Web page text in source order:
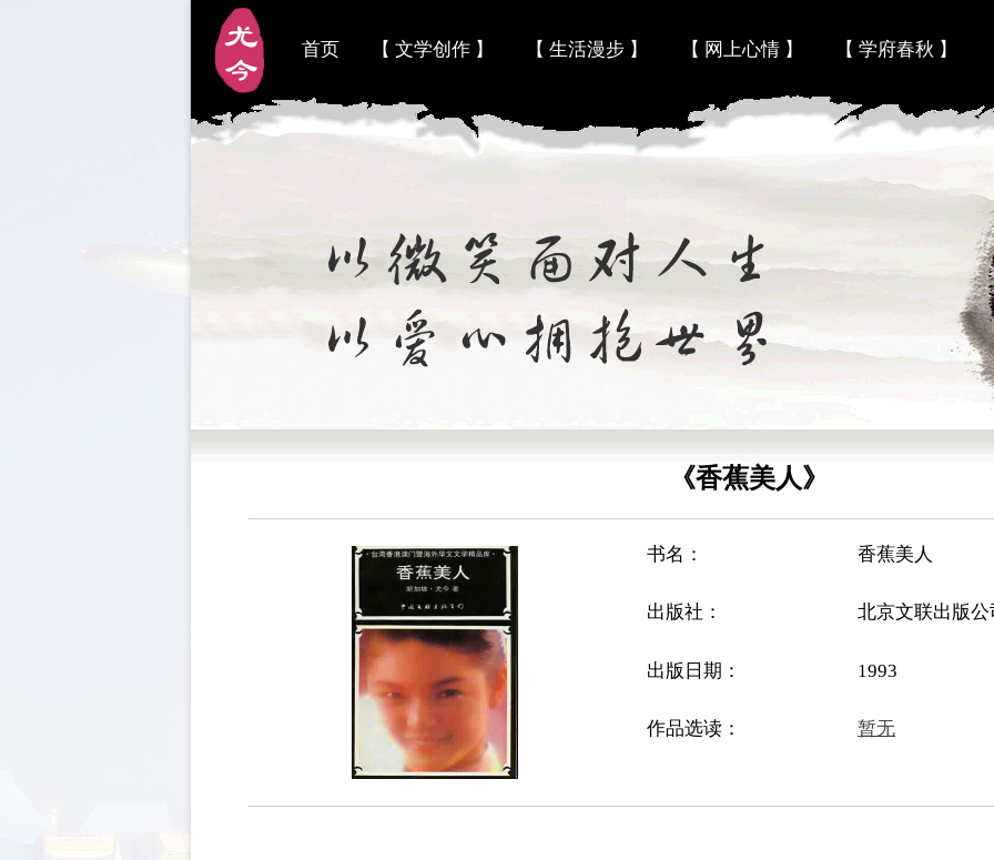
首页 【 文学创作 】 【 生活漫步 】 【 网上心情 】 【 学府春秋 】
《香蕉美人》
书名： 香蕉美人
出版社： 北京文联出版公
出版日期： 1993
作品选读： 暂无